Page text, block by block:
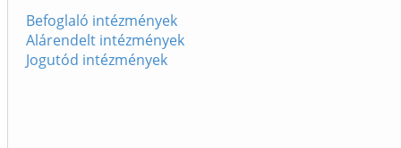
Befoglaló intézmények
Alárendelt intézmények
Jogutód intézmények